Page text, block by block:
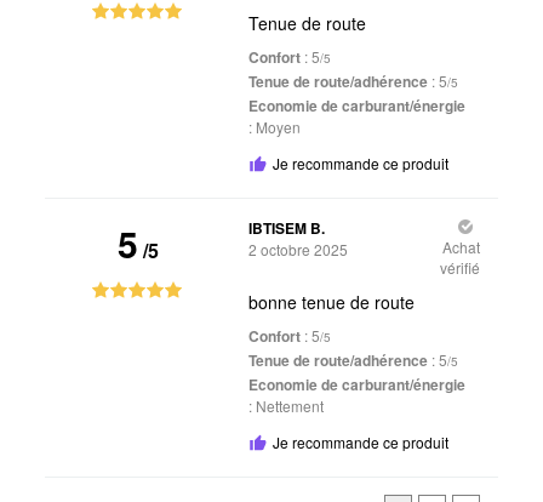
Tenue de route
Confort : 5/5
Tenue de route/adhérence : 5/5
Economie de carburant/énergie
: Moyen
Je recommande ce produit
5 /5
IBTISEM B.
2 octobre 2025
Achat
vérifié
bonne tenue de route
Confort : 5/5
Tenue de route/adhérence : 5/5
Economie de carburant/énergie
: Nettement
Je recommande ce produit